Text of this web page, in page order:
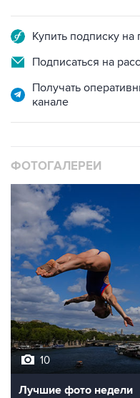
Купить подписку
Подписаться на
Получать
канале
ФОТОГАЛЕРЕИ
10
Лучшие фото недели